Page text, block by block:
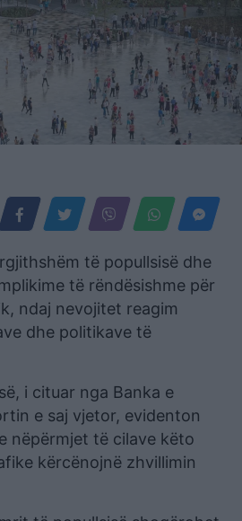
të popullsisë dhe
të rëndësishme për
ndaj nevojitet reagim
dhe politikave të
i cituar nga Banka e
e saj vjetor, evidenton
nëpërmjet të cilave këto
kërcënojnë zhvillimin